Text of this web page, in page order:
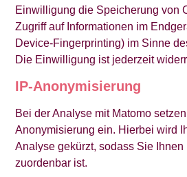
Einwilligung die Speicherung von
Zugriff auf Informationen im
Device-Fingerprinting) im Sinne
Die Einwilligung ist jederzeit
IP-Anonymisierung
Bei der Analyse mit Matomo
Anonymisierung ein. Hierbei wird
Analyse gekürzt, sodass Sie
zuordenbar ist.